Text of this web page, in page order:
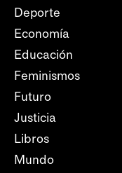
Deporte
Economía
Educación
Feminismos
Futuro
Justicia
Libros
Mundo